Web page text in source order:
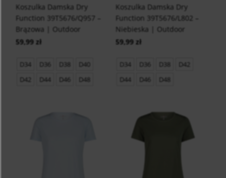
Koszulka Damska Dry
Function 39T5676/Q957 –
Brązowa | Outdoor
59,99 zł
D34 D36 D38
D40
D42
D44 D46 D48
Koszulka Damska Dry
Function 39T5676/L802 –
Niebieska | Outdoor
59,99 zł
D34 D36 D38
D42
D44
D46 D48